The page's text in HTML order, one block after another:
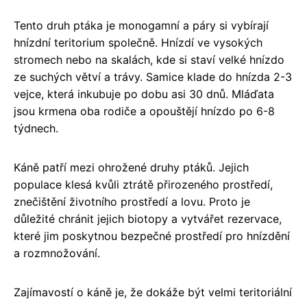
Tento druh ptáka je monogamní a páry si vybírají
hnízdní teritorium společně. Hnízdí ve vysokých
stromech nebo na skalách, kde si staví velké hnízdo
ze suchých větví a trávy. Samice klade do hnízda 2-3
vejce, která inkubuje po dobu asi 30 dnů. Mláďata
jsou krmena oba rodiče a opouštějí hnízdo po 6-8
týdnech.
Káně patří mezi ohrožené druhy ptáků. Jejich
populace klesá kvůli ztrátě přirozeného prostředí,
znečištění životního prostředí a lovu. Proto je
důležité chránit jejich biotopy a vytvářet rezervace,
které jim poskytnou bezpečné prostředí pro hnízdění
a rozmnožování.
Zajímavostí o káně je, že dokáže být velmi teritoriální